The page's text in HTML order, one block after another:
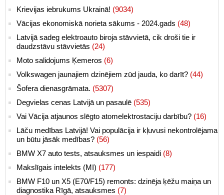
Krievijas iebrukums Ukrainā! (9034)
Vācijas ekonomiskā norieta sākums - 2024.gads (48)
Latvijā sadeg elektroauto biroja stāvvietā, cik droši tie ir
daudzstāvu stāvvietās (24)
Moto salidojums Ķemeros (6)
Volkswagen jaunajiem dzinējiem zūd jauda, ko darīt? (44)
Šofera dienasgrāmata. (5307)
Degvielas cenas Latvijā un pasaulē (535)
Vai Vācija atjaunos slēgto atomelektrostaciju darbību? (16)
Lāču medības Latvijā! Vai populācija ir kļuvusi nekontrolējama
un būtu jāsāk medības? (56)
BMW X7 auto tests, atsauksmes un iespaidi (8)
Makslīgais intelekts (MI) (177)
BMW F10 un X5 (E70/F15) remonts: dzinēja ķēžu maiņa un
diagnostika Rīgā, atsauksmes (7)